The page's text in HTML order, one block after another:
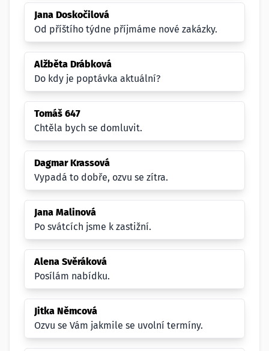
Jana Doskočilová
Od příštího týdne příjmáme nové zakázky.
Alžběta Drábková
Do kdy je poptávka aktuální?
Tomáš 647
Chtěla bych se domluvit.
Dagmar Krassová
Vypadá to dobře, ozvu se zítra.
Jana Malinová
Po svátcích jsme k zastižní.
Alena Svěráková
Posílám nabídku.
Jitka Němcová
Ozvu se Vám jakmile se uvolní termíny.